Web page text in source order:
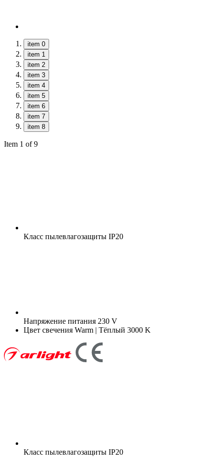
item 0
item 1
item 2
item 3
item 4
item 5
item 6
item 7
item 8
Item 1 of 9
Класс пылевлагозащиты IP20
Напряжение питания 230 V
Цвет свечения Warm | Тёплый 3000 K
Класс пылевлагозащиты IP20